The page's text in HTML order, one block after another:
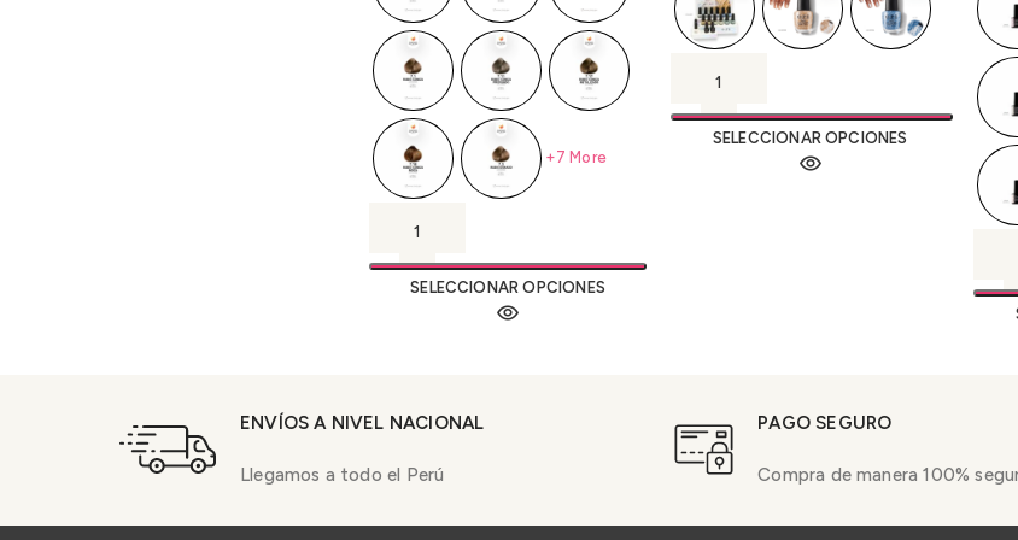
+7 More
SELECCIONAR OPCIONES
SELECCIONAR OPCIONES
ENVÍOS A NIVEL NACIONAL
Llegamos a todo el Perú
PAGO SEGURO
Compra de manera 100%